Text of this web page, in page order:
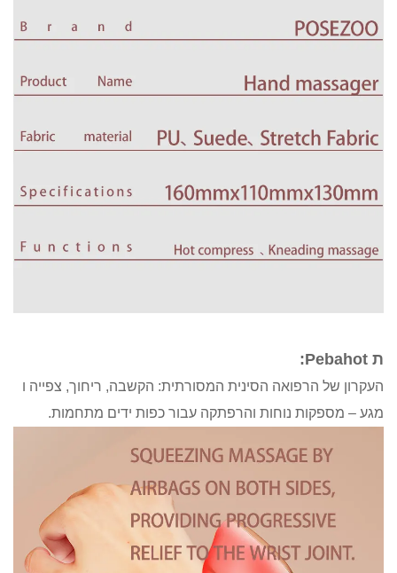
הרפואה הסינית המסורתית: הקשבה, ריחוך, צפייה ו
נוחות והרפתקה עבור כפות ידים מתחמות.